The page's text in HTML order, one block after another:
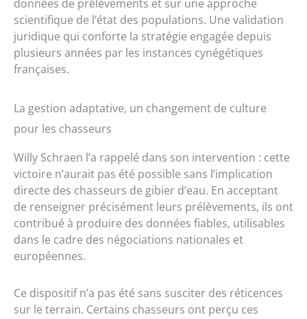
données de prélèvements et sur une approche
scientifique de l’état des populations. Une validation
juridique qui conforte la stratégie engagée depuis
plusieurs années par les instances cynégétiques
françaises.
La gestion adaptative, un changement de culture
pour les chasseurs
Willy Schraen l’a rappelé dans son intervention : cette
victoire n’aurait pas été possible sans l’implication
directe des chasseurs de gibier d’eau. En acceptant
de renseigner précisément leurs prélèvements, ils ont
contribué à produire des données fiables, utilisables
dans le cadre des négociations nationales et
européennes.
Ce dispositif n’a pas été sans susciter des réticences
sur le terrain. Certains chasseurs ont perçu ces